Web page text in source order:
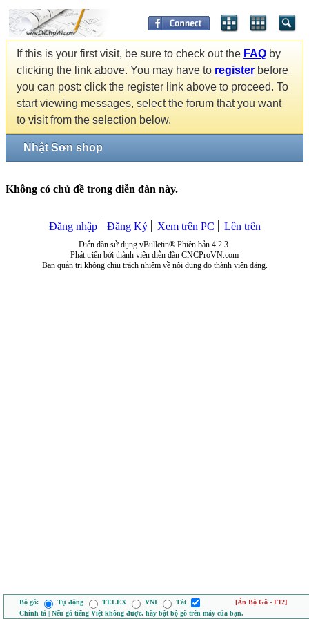
If this is your first visit, be sure to check out the FAQ by
clicking the link above. You may have to register before
you can post: click the register link above to proceed. To
start viewing messages, select the forum that you want
to visit from the selection below.
Nhật Sơn shop
Không có chủ đề trong diễn đàn này.
Đăng nhập Đăng Ký Xem trên PC Lên trên
Diễn đàn sử dụng vBulletin® Phiên bản 4.2.3.
Phát triển bởi thành viên diễn đàn CNCProVN.com
Ban quản trị không chịu trách nhiệm về nội dung do thành viên đăng.
Bộ gõ: Tự động TELEX VNI Tắt
[Ẩn Bộ Gõ - F12]
Chính tả | Nếu gõ tiếng Việt không được, hãy bật bộ gõ trên máy của bạn.